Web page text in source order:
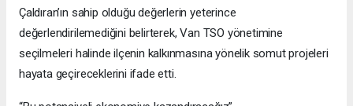
Çaldıran’ın sahip olduğu değerlerin yeterince
değerlendirilemediğini belirterek, Van TSO yönetimine
seçilmeleri halinde ilçenin kalkınmasına yönelik somut projeleri
hayata geçireceklerini ifade etti.